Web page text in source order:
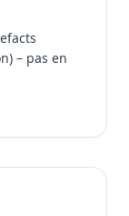
– pas en